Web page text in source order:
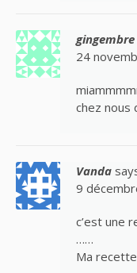
24
chez nous
Vanda
9
c’est une
……
Ma